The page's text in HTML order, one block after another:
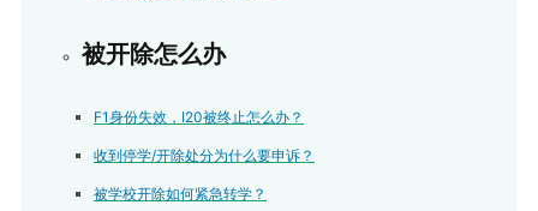
被开除怎么办
F1身份失效，I20被终止怎么办？
收到停学/开除处分为什么要申诉？
被学校开除如何紧急转学？